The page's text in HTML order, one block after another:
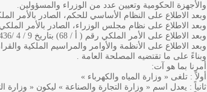
والأجهزة الحكومية وتعيين عدد من الوزراء والمسؤولين.
وبعد الاطلاع على النظام الأساسي للحكم، الصادر بالأمر الملكي رقم ( أ / 90 )
وبعد الاطلاع على نظام مجلس الوزراء، الصادر بالأمر الملكي رقم ( أ / 13 )
وبعد الاطلاع على الأمر الملكي رقم ( أ / 68) بتاريخ 9 / 4 /1436هـ .
وبعد الاطلاع على الأنظمة والأوامر والمراسيم الملكية
وبناءً على ما تقتضيه المصلحة العامة .
أمرنا بما هو آت:
أولاً : تلغى « وزارة المياه والكهرباء »
ثانياً : يعدل اسم « وزارة التجارة والصناعة » ليكون « وزارة